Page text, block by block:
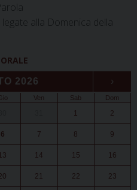
legate alla Domenica della
2026 ›
Ven Sab Dom
1 2
6 7 8 9
14 15 16
21 22 23